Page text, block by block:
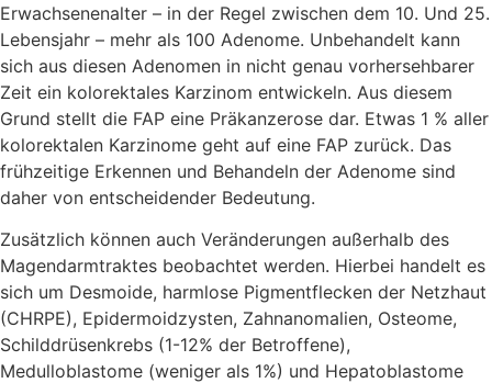
Erwachsenenalter – in der Regel zwischen dem 10. Und 25.
Lebensjahr – mehr als 100 Adenome. Unbehandelt kann
sich aus diesen Adenomen in nicht genau vorhersehbarer
Zeit ein kolorektales Karzinom entwickeln. Aus diesem
Grund stellt die FAP eine Präkanzerose dar. Etwas 1 % aller
kolorektalen Karzinome geht auf eine FAP zurück. Das
frühzeitige Erkennen und Behandeln der Adenome sind
daher von entscheidender Bedeutung.
Zusätzlich können auch Veränderungen außerhalb des
Magendarmtraktes beobachtet werden. Hierbei handelt es
sich um Desmoide, harmlose Pigmentflecken der Netzhaut
(CHRPE), Epidermoidzysten, Zahnanomalien, Osteome,
Schilddrüsenkrebs (1-12% der Betroffene),
Medulloblastome (weniger als 1%) und Hepatoblastome